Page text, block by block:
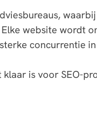
website wordt
concurrentie
is voor SEO-